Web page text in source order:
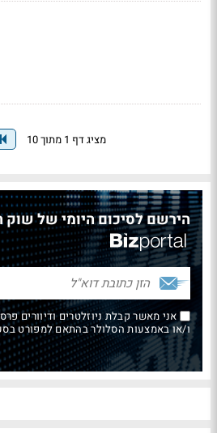
מציג דף 1 מתוך 10
הירשם לסיכום היומי של שוק
אני מאשר קבלת ניוזלטרים ודיוורים
ו/או באמצעות הסלולר בהתאם למפורט בסעיף 10 בתנאי